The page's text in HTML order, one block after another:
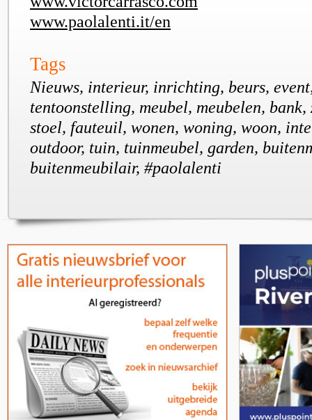
www.paolalenti.it/en
Tags
Nieuws, interieur, inrichting, beurs,
tentoonstelling, meubel, meubelen, bank,
stoel, fauteuil, wonen, woning, woon,
outdoor, tuin, tuinmeubel, garden,
buitenmeubilair, #paolalenti